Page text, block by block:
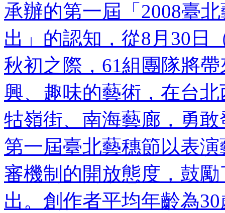
承辦的第一屆「2008臺
出」的認知，從8月30日
秋初之際，61組團隊將
興、趣味的藝術，在台
牯嶺街、南海藝廊，勇敢
第一屆臺北藝穗節以表
審機制的開放態度，鼓
出。創作者平均年齡為